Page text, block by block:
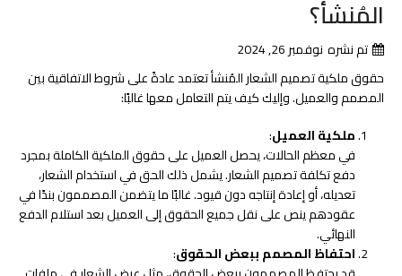
المُنشأ؟
تم نشره نوفمبر 26, 2024
حقوق ملكية تصميم الشعار المُنشأ تعتمد عادةً على شروط الاتفاقية بين
المصمم والعميل. وإليك كيف يتم التعامل معها غالبًا:
ملكية العميل:
في معظم الحالات، يحصل العميل على حقوق الملكية الكاملة بمجرد
دفع تكلفة تصميم الشعار. يشمل ذلك الحق في استخدام الشعار،
تعديله، أو إعادة إنتاجه دون قيود. غالبًا ما يتضمن المصممون بندًا في
عقودهم ينص على نقل جميع الحقوق إلى العميل بعد استلام الدفع
النهائي.
احتفاظ المصمم ببعض الحقوق: